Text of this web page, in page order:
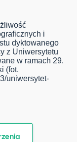
i
dyktowanego
z Uniwersytetu
w ramach 29.
(fot.
uniwersytet-